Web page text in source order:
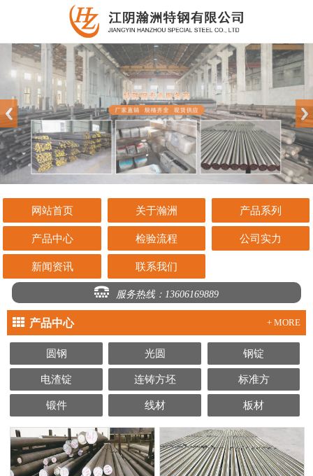
网站首页 关于瀚洲 产品系列
产品中心 检验流程 公司实力
新闻资讯 联系我们
服务热线：13606169889
产品中心 + MORE
圆钢 光圆 钢锭
电渣锭 连铸方坯 标准方
锻件 线材 板材